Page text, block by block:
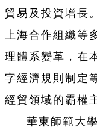
貿易及投資增長
上海合作組織等
理體系變革，在
字經濟規則制定
經貿領域的霸權
華東師範大